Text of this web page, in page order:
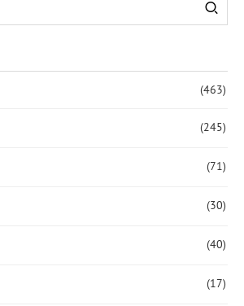
(463)
(245)
(71)
(30)
(40)
(17)